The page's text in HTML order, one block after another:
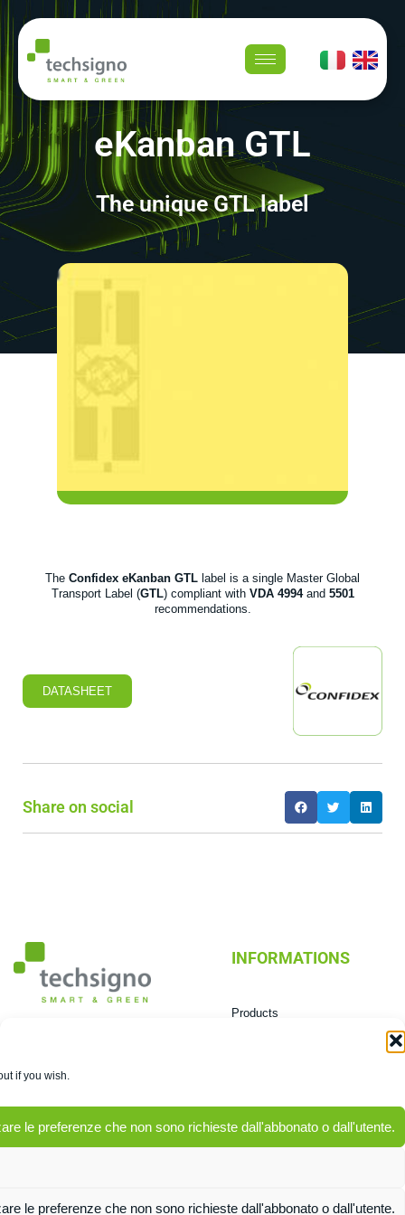
if you wish.
le preferenze che non sono richieste dall'abbonato o dall'utente.
le preferenze che non sono richieste dall'abbonato o dall'utente.
eKanban GTL
The unique GTL label
The Confidex eKanban GTL label is a single Master Global
Transport Label (GTL) compliant with VDA 4994and 5501
recommendations.
DATASHEET
Share on social
INFORMATIONS
Products